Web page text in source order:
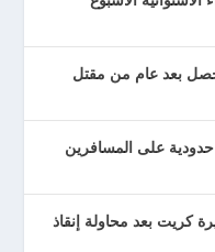
حصل بعد عام من مقتل
على المسافرين
عاماً) في جزيرة كريت بعد محاولة إنقاذ